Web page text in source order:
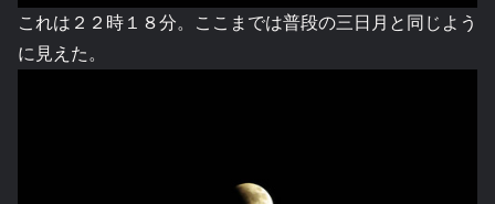
これは２２時１８分。ここまでは普段の三日月と同じよう
に見えた。